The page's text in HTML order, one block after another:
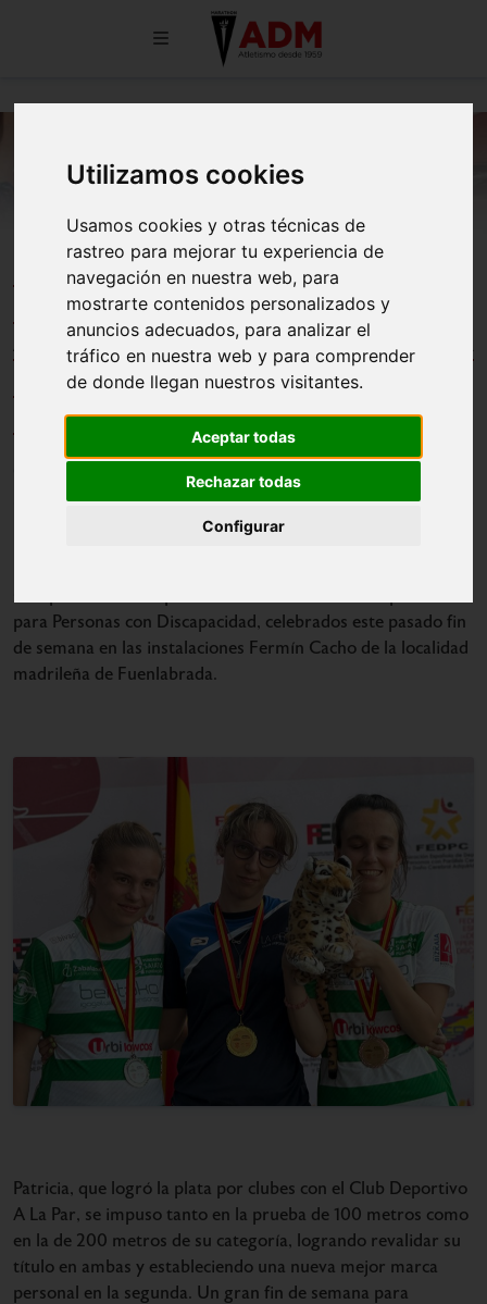
Utilizamos cookies
Usamos cookies y otras técnicas de
rastreo para mejorar tu experiencia de
navegación en nuestra web, para
mostrarte contenidos personalizados y
anuncios adecuados, para analizar el
tráfico en nuestra web y para comprender
de donde llegan nuestros visitantes.
Aceptar todas
Rechazar todas
Configurar
PATRICIA PERUCCON BRILLA EN
LOS CAMPEONATOS DE ESPAÑA
ABSOLUTOS DE ATLETISMO POR
CLUBES PARA PERSONAS CON
DISCAPACIDAD
para Personas con Discapacidad, celebrados este pasado fin
de semana en las instalaciones Fermín Cacho de la localidad
madrileña de Fuenlabrada.
Patricia, que logró la plata por clubes con el Club Deportivo
A La Par, se impuso tanto en la prueba de 100 metros como
en la de 200 metros de su categoría, logrando revalidar su
título en ambas y estableciendo una nueva mejor marca
personal en la segunda. Un gran fin de semana para